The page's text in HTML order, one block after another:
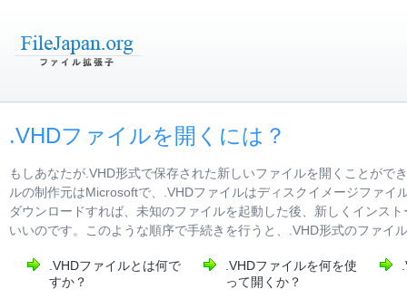
.VHDファイルを開くには？
もしあなたが.VHD形式で保存された新しいファイルを開くことが
ルの制作元はMicrosoftで、.VHDファイルはディスクイメージファ
ダウンロードすれば、未知のファイルを起動した後、新しくインス
いいのです。このような順序で手続きを行うと、.VHD形式のファイ
.VHDファイルとは何で
すか？
.VHDファイルを何を使
って開くか？